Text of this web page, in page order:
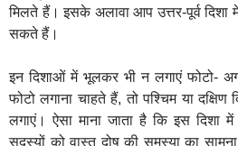
मिलते हैं। इसके अलावा आप उत्तर-पूर्व दिशा
सकते हैं।
इन दिशाओं में भूलकर भी न लगाएं फोटो-
फोटो लगाना चाहते हैं, तो पश्चिम या
लगाएं। ऐसा माना जाता है कि इस दिशा
सदस्यों को वास्तु दोष की समस्या का